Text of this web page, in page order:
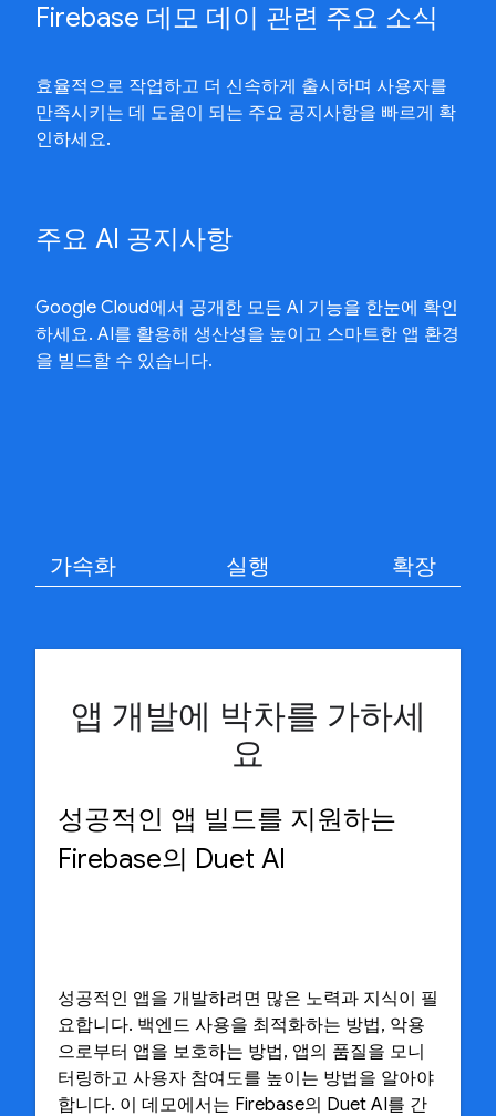
Firebase 데모 데이 관련 주요 소식
효율적으로 작업하고 더 신속하게 출시하며 사용자를
만족시키는 데 도움이 되는 주요 공지사항을 빠르게 확
인하세요.
주요 AI 공지사항
Google Cloud에서 공개한 모든 AI 기능을 한눈에 확인
하세요. AI를 활용해 생산성을 높이고 스마트한 앱 환경
을 빌드할 수 있습니다.
가속화 실행 확장
앱 개발에 박차를 가하세
요
성공적인 앱 빌드를 지원하는
Firebase의 Duet AI
성공적인 앱을 개발하려면 많은 노력과 지식이 필
요합니다. 백엔드 사용을 최적화하는 방법, 악용
으로부터 앱을 보호하는 방법, 앱의 품질을 모니
터링하고 사용자 참여도를 높이는 방법을 알아야
합니다. 이 데모에서는 Firebase의 Duet AI를 간